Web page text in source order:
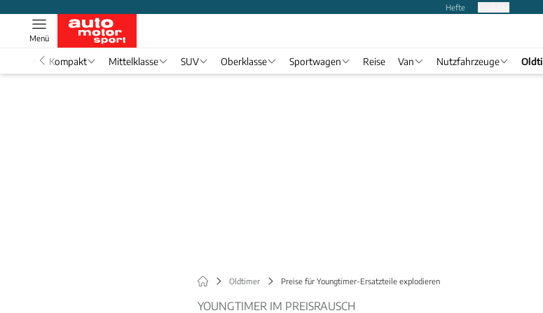
Hefte
Menü
Kompakt Mittelklasse SUV Oberklasse Sportwagen Reise Van Nutzfahrzeuge
Oldtimer Preise für Youngtimer-Ersatzteile explodieren
YOUNGTIMER IM PREISRAUSCH